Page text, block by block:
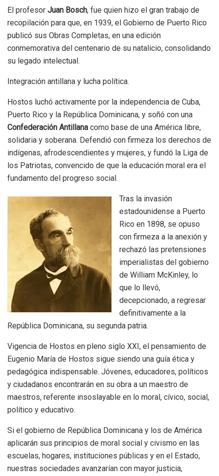
El profesor Juan Bosch, fue quien hizo el gran trabajo de
recopilación para que, en 1939, el Gobierno de Puerto Rico
publicó sus Obras Completas, en una edición
conmemorativa del centenario de su natalicio, consolidando
su legado intelectual.
Integración antillana y lucha política.
Hostos luchó activamente por la independencia de Cuba,
Puerto Rico y la República Dominicana, y soñó con una
Confederación Antillana como base de una América libre,
solidaria y soberana. Defendió con firmeza los derechos de
indígenas, afrodescendientes y mujeres, y fundó la Liga de
los Patriotas, convencido de que la educación moral era el
fundamento del progreso social.
Tras la invasión
estadounidense a Puerto
Rico en 1898, se opuso
con firmeza a la anexión y
rechazó las pretensiones
imperialistas del gobierno
de William McKinley, lo
que lo llevó,
decepcionado, a regresar
definitivamente a la
República Dominicana, su segunda patria.
Vigencia de Hostos en pleno siglo XXI, el pensamiento de
Eugenio María de Hostos sigue siendo una guía ética y
pedagógica indispensable. Jóvenes, educadores, políticos
y ciudadanos encontrarán en su obra a un maestro de
maestros, referente insoslayable en lo moral, cívico, social,
político y educativo.
Si el gobierno de República Dominicana y los de América
aplicarán sus principios de moral social y civismo en las
escuelas, hogares, instituciones públicas y en el Estado,
nuestras sociedades avanzarían con mayor justicia,